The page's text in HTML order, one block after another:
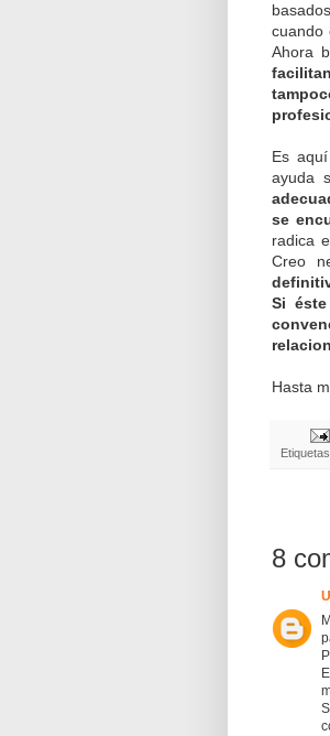
cuando
Ahora
Es
ayuda
se
radica
Creo
Si
Hasta
8